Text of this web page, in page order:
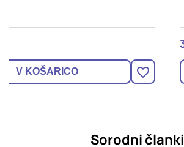
V KOŠARICO
Sorodni članki